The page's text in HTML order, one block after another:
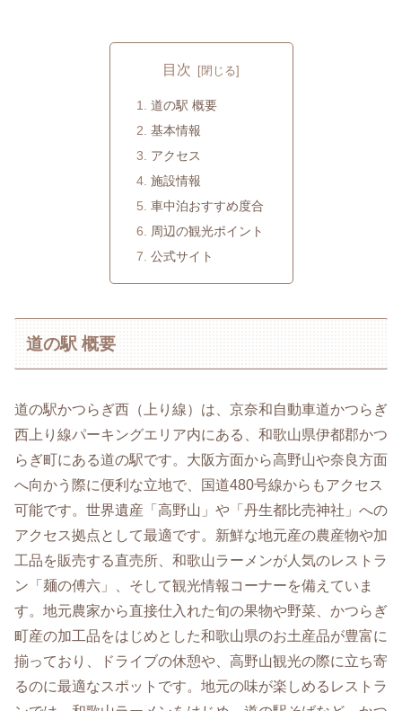
目次
道の駅 概要
基本情報
アクセス
施設情報
車中泊おすすめ度合
周辺の観光ポイント
公式サイト
道の駅 概要
道の駅かつらぎ西（上り線）は、京奈和自動車道かつらぎ
西上り線パーキングエリア内にある、和歌山県伊都郡かつ
らぎ町にある道の駅です。大阪方面から高野山や奈良方面
へ向かう際に便利な立地で、国道480号線からもアクセス
可能です。世界遺産「高野山」や「丹生都比売神社」への
アクセス拠点として最適です。新鮮な地元産の農産物や加
工品を販売する直売所、和歌山ラーメンが人気のレストラ
ン「麺の傅六」、そして観光情報コーナーを備えていま
す。地元農家から直接仕入れた旬の果物や野菜、かつらぎ
町産の加工品をはじめとした和歌山県のお土産品が豊富に
揃っており、ドライブの休憩や、高野山観光の際に立ち寄
るのに最適なスポットです。地元の味が楽しめるレストラ